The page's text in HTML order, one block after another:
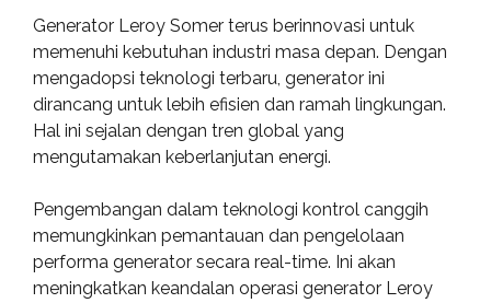
Generator Leroy Somer terus berinnovasi untuk
memenuhi kebutuhan industri masa depan. Dengan
mengadopsi teknologi terbaru, generator ini
dirancang untuk lebih efisien dan ramah lingkungan.
Hal ini sejalan dengan tren global yang
mengutamakan keberlanjutan energi.
Pengembangan dalam teknologi kontrol canggih
memungkinkan pemantauan dan pengelolaan
performa generator secara real-time. Ini akan
meningkatkan keandalan operasi generator Leroy